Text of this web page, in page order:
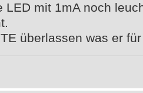
LED mit 1mA noch
überlassen was er